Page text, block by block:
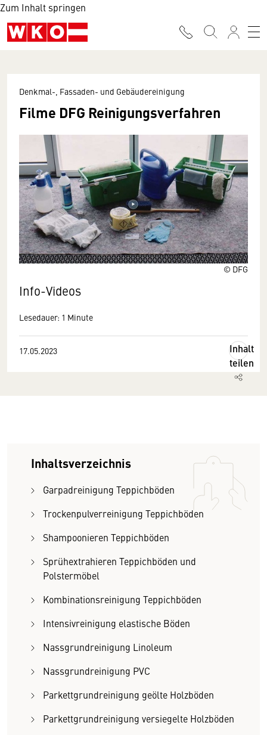
Zum Inhalt springen
© DFG
Denkmal-, Fassaden- und Gebäudereinigung
Filme DFG Reinigungsverfahren
Info-Videos
Lesedauer: 1 Minute
17.05.2023
Inhalt
teilen
Inhaltsverzeichnis
Garpadreinigung Teppichböden
Trockenpulverreinigung Teppichböden
Shampoonieren Teppichböden
Sprühextrahieren Teppichböden und
Polstermöbel
Kombinationsreinigung Teppichböden
Intensivreinigung elastische Böden
Nassgrundreinigung Linoleum
Nassgrundreinigung PVC
Parkettgrundreinigung geölte Holzböden
Parkettgrundreinigung versiegelte Holzböden